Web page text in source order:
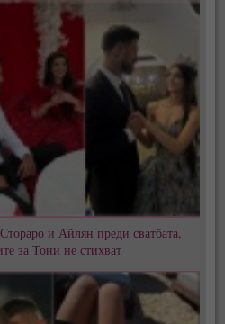
и Айлян преди сватбата,
за Тони не стихват